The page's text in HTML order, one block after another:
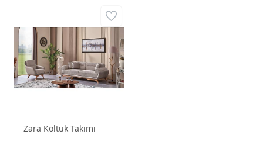
Zara Koltuk Takımı